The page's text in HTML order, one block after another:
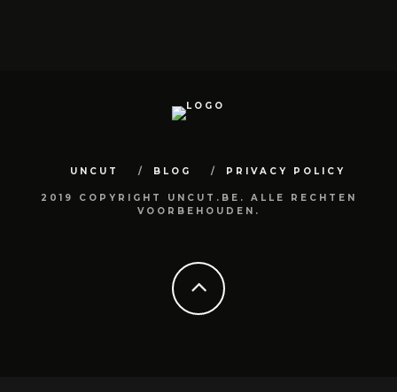
UNCUT BLOG PRIVACY POLICY
2019 COPYRIGHT UNCUT.BE. ALLE RECHTEN
VOORBEHOUDEN.